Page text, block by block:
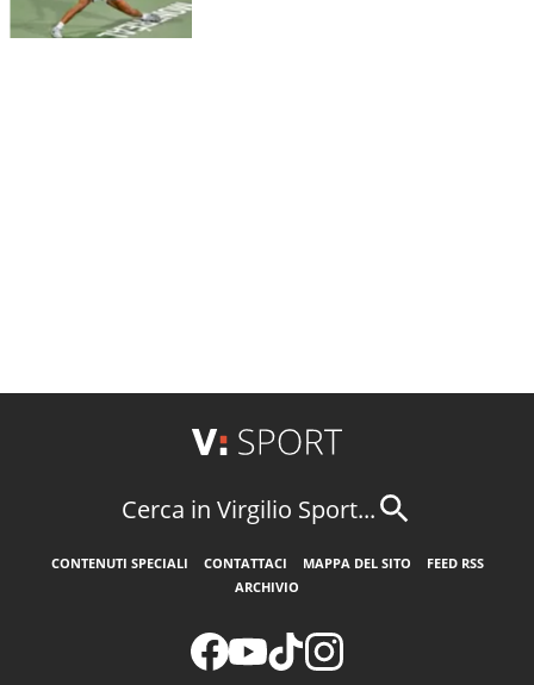
Cerca in Virgilio Sport...
CONTENUTI SPECIALI CONTATTACI MAPPA DEL SITO
FEED RSS
ARCHIVIO